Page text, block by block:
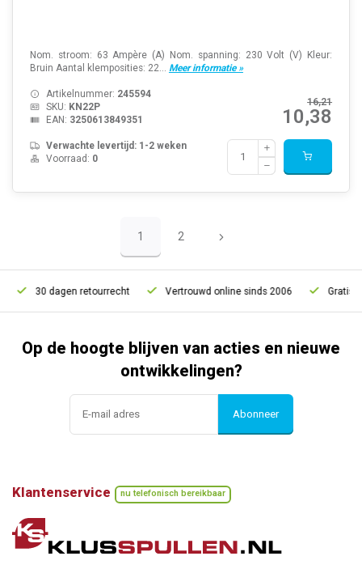
Nom. stroom: 63 Ampère (A) Nom. spanning: 230 Volt (V) Kleur:
Bruin Aantal klemposities: 22... Meer informatie »
16,21
10,38
Artikelnummer: 245594
SKU: KN22P
EAN: 3250613849351
Verwachte levertijd: 1-2 weken
Voorraad: 0
1 2
retourrecht Vertrouwd online sinds 2006 Gratis verzending
Op de hoogte blijven van acties en nieuwe
ontwikkelingen?
Abonneer
Klantenservice nu telefonisch bereikbaar